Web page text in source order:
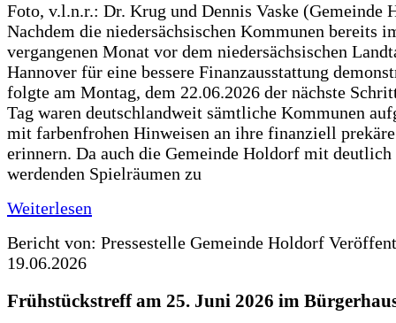
Foto, v.l.n.r.: Dr. Krug und Dennis Vaske (Gemeinde
Nachdem die niedersächsischen Kommunen bereits
vergangenen Monat vor dem niedersächsischen
Hannover für eine bessere Finanzausstattung
folgte am Montag, dem 22.06.2026 der nächste
Tag waren deutschlandweit sämtliche Kommunen
mit farbenfrohen Hinweisen an ihre finanziell
erinnern. Da auch die Gemeinde Holdorf mit deutlich
werdenden Spielräumen zu
Weiterlesen
Bericht von: Pressestelle Gemeinde Holdorf
19.06.2026
Frühstückstreff am 25. Juni 2026 im